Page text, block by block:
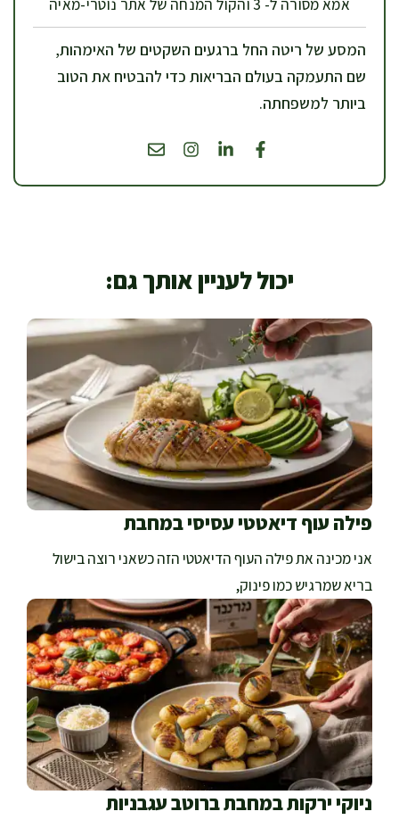
אמא מסורה ל- 3 והקול המנחה של אתר נוטרי-מאיה
המסע של ריטה החל ברגעים השקטים של האימהות,
שם התעמקה בעולם הבריאות כדי להבטיח את הטוב
ביותר למשפחתה.
יכול לעניין אותך גם:
פילה עוף דיאטטי עסיסי במחבת
אני מכינה את פילה העוף הדיאטטי הזה כשאני רוצה בישול
בריא שמרגיש כמו פינוק,
ניוקי ירקות במחבת ברוטב עגבניות